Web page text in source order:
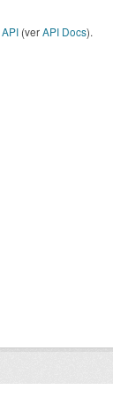
API (verAPI Docs).